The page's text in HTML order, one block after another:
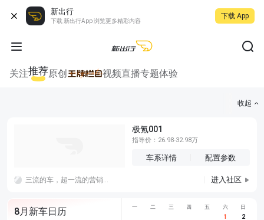
新出行
下载 新出行App 浏览更多精彩内容
下载 App
关注推荐原创 视频直播专题体验
收起
极氪001
指导价：26.98-32.98万
车系详情 配置参数
三流的车，超一流的营销和品牌，怎么持续？ 进入社区
8月新车日历 一 二 三 四 五 六 日
1 2